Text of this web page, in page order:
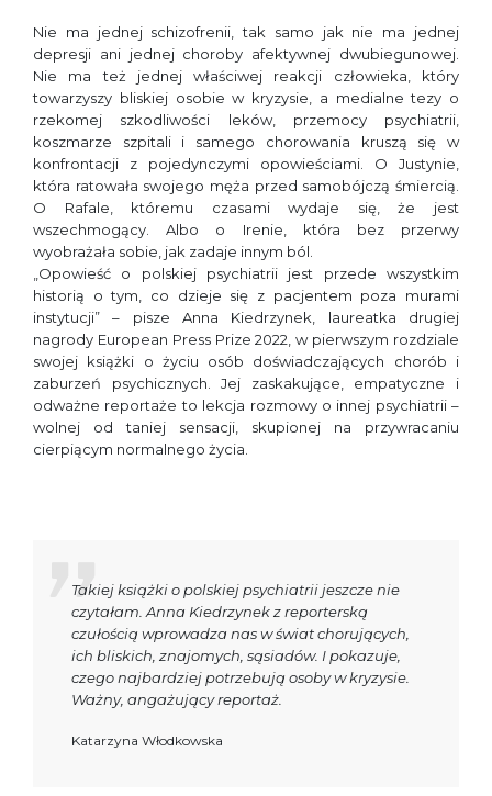
Nie ma jednej schizofrenii, tak samo jak nie ma jednej
depresji ani jednej choroby afektywnej dwubiegunowej.
Nie ma też jednej właściwej reakcji człowieka, który
towarzyszy bliskiej osobie w kryzysie, a medialne tezy o
rzekomej szkodliwości leków, przemocy psychiatrii,
koszmarze szpitali i samego chorowania kruszą się w
konfrontacji z pojedynczymi opowieściami. O Justynie,
która ratowała swojego męża przed samobójczą śmiercią.
O Rafale, któremu czasami wydaje się, że jest
wszechmogący. Albo o Irenie, która bez przerwy
wyobrażała sobie, jak zadaje innym ból.
„Opowieść o polskiej psychiatrii jest przede wszystkim
historią o tym, co dzieje się z pacjentem poza murami
instytucji” – pisze Anna Kiedrzynek, laureatka drugiej
nagrody European Press Prize 2022, w pierwszym rozdziale
swojej książki o życiu osób doświadczających chorób i
zaburzeń psychicznych. Jej zaskakujące, empatyczne i
odważne reportaże to lekcja rozmowy o innej psychiatrii –
wolnej od taniej sensacji, skupionej na przywracaniu
cierpiącym normalnego życia.
Takiej książki o polskiej psychiatrii jeszcze nie
czytałam. Anna Kiedrzynek z reporterską
czułością wprowadza nas w świat chorujących,
ich bliskich, znajomych, sąsiadów. I pokazuje,
czego najbardziej potrzebują osoby w kryzysie.
Ważny, angażujący reportaż.
Katarzyna Włodkowska